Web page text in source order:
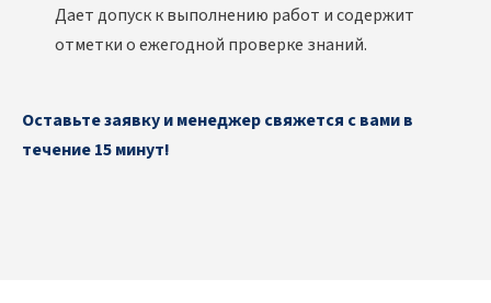
Дает допуск к выполнению работ и содержит
отметки о ежегодной проверке знаний.
Оставьте заявку и менеджер свяжется с вами в
течение 15 минут!